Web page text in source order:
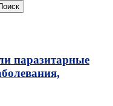
паразитарные